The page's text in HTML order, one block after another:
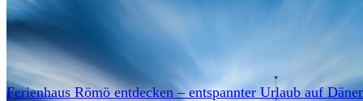
Ferienhaus Römö entdecken – entspannter Urlaub auf